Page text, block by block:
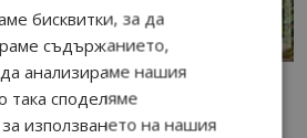
бисквитки, за да
съдържанието,
анализираме нашия
така споделяме
използването на нашия